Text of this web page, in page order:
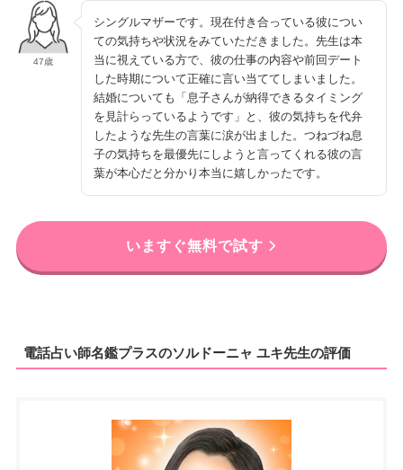
47歳
シングルマザーです。現在付き合っている彼につい
ての気持ちや状況をみていただきました。先生は本
当に視えている方で、彼の仕事の内容や前回デート
した時期について正確に言い当ててしまいました。
結婚についても「息子さんが納得できるタイミング
を見計らっているようです」と、彼の気持ちを代弁
したような先生の言葉に涙が出ました。つねづね息
子の気持ちを最優先にしようと言ってくれる彼の言
葉が本心だと分かり本当に嬉しかったです。
いますぐ無料で試す
電話占い師名鑑プラスのソルドーニャ ユキ先生の評価